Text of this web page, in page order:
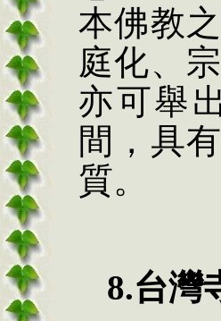
本佛教
庭化、
亦可舉
間，具
質。
8.台灣